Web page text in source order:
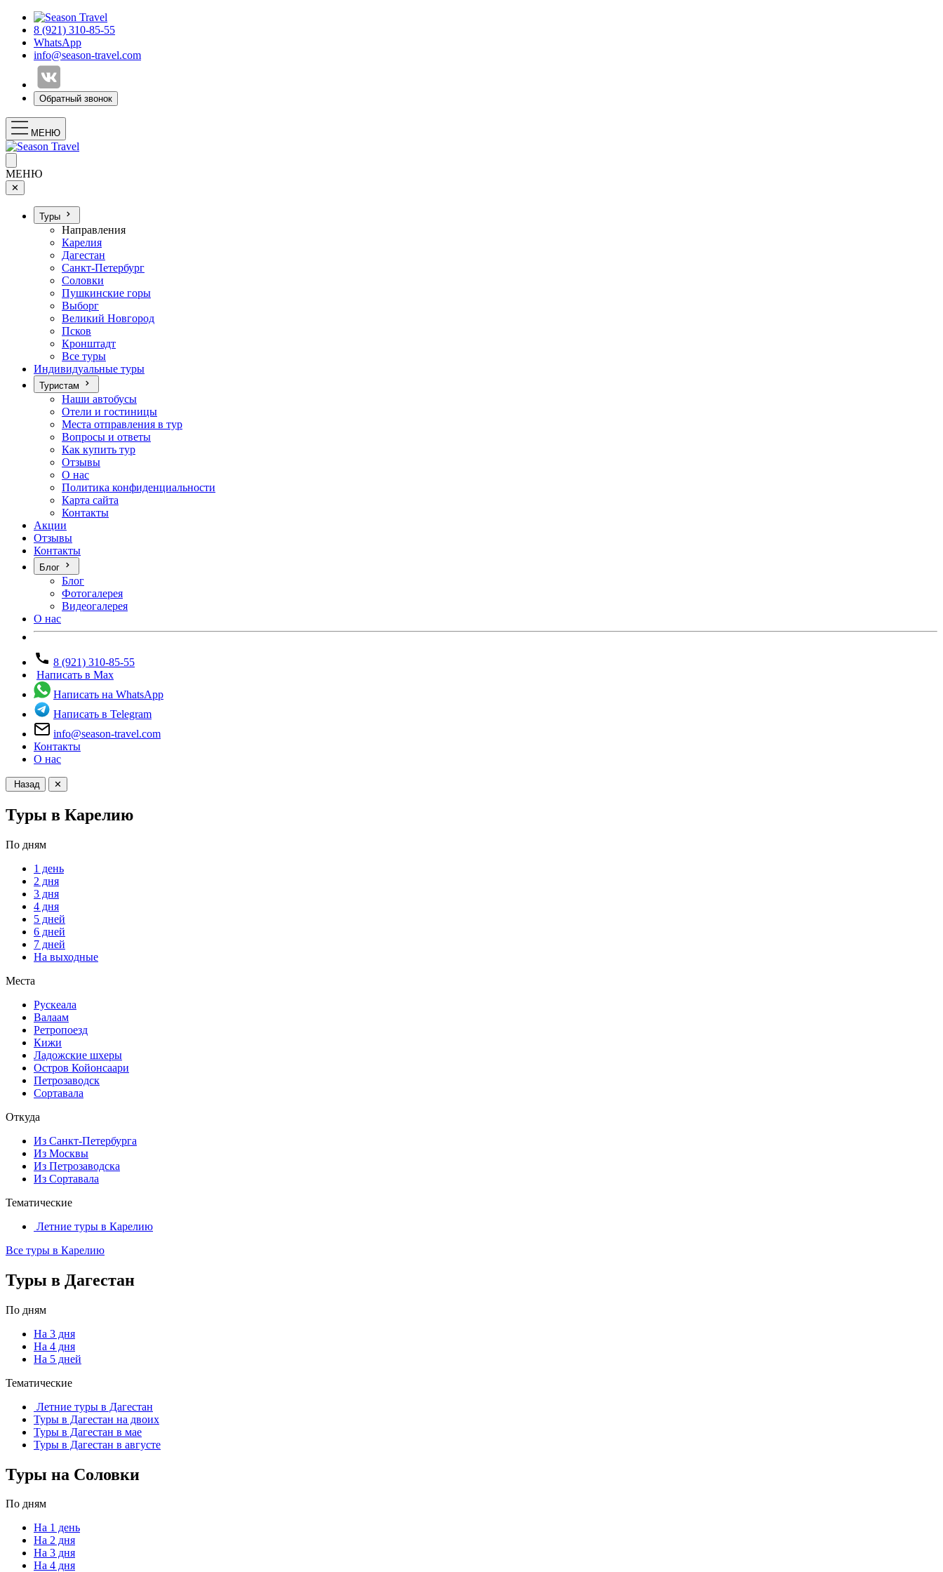
8 (921) 310-85-55
WhatsApp
info@season-travel.com
Обратный звонок
МЕНЮ
МЕНЮ
✕
Туры
Направления
Карелия
Дагестан
Санкт-Петербург
Соловки
Пушкинские горы
Выборг
Великий Новгород
Псков
Кронштадт
Все туры
Индивидуальные туры
Туристам
Наши автобусы
Отели и гостиницы
Места отправления в тур
Вопросы и ответы
Как купить тур
Отзывы
О нас
Политика конфиденциальности
Карта сайта
Контакты
Акции
Отзывы
Контакты
Блог
Блог
Фотогалерея
Видеогалерея
О нас
8 (921) 310-85-55
Написать в Max
Написать на WhatsApp
Написать в Telegram
info@season-travel.com
Контакты
О нас
Назад ✕
Туры в Карелию
По дням
1 день
2 дня
3 дня
4 дня
5 дней
6 дней
7 дней
На выходные
Места
Рускеала
Валаам
Ретропоезд
Кижи
Ладожские шхеры
Остров Койонсаари
Петрозаводск
Сортавала
Откуда
Из Санкт-Петербурга
Из Москвы
Из Петрозаводска
Из Сортавала
Тематические
Летние туры в Карелию
Все туры в Карелию
Туры в Дагестан
По дням
На 3 дня
На 4 дня
На 5 дней
Тематические
Летние туры в Дагестан
Туры в Дагестан на двоих
Туры в Дагестан в мае
Туры в Дагестан в августе
Туры на Соловки
По дням
На 1 день
На 2 дня
На 3 дня
На 4 дня